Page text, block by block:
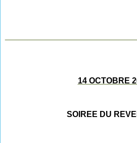
14 OCTOBRE
SOIREE DU